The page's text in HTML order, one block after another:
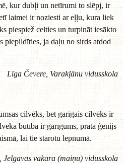
kur dubļi un netīrumi to slēpj, ir
laimei ir noziesti ar eļļu, kura liek
piespiež celties un turpināt iesākto
piepildīties, ja daļu no sirds atdod
Līga Čevere, Varakļānu vidusskola
cilvēks, bet garīgais cilvēks ir
būtība ir garīgums, prāta ģēnijs
lai tie starotu lepnumā.
Jelgavas vakara (maiņu) vidusskola